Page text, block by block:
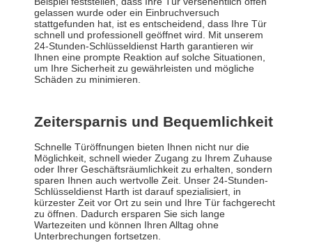
gelassen wurde oder ein Einbruchversuch
stattgefunden hat, ist es entscheidend, dass Ihre Tür
schnell und professionell geöffnet wird. Mit unserem
24-Stunden-Schlüsseldienst Harth garantieren wir
Ihnen eine prompte Reaktion auf solche Situationen,
um Ihre Sicherheit zu gewährleisten und mögliche
Schäden zu minimieren.
Zeitersparnis und Bequemlichkeit
Schnelle Türöffnungen bieten Ihnen nicht nur die
Möglichkeit, schnell wieder Zugang zu Ihrem Zuhause
oder Ihrer Geschäftsräumlichkeit zu erhalten, sondern
sparen Ihnen auch wertvolle Zeit. Unser 24-Stunden-
Schlüsseldienst Harth ist darauf spezialisiert, in
kürzester Zeit vor Ort zu sein und Ihre Tür fachgerecht
zu öffnen. Dadurch ersparen Sie sich lange
Wartezeiten und können Ihren Alltag ohne
Unterbrechungen fortsetzen.